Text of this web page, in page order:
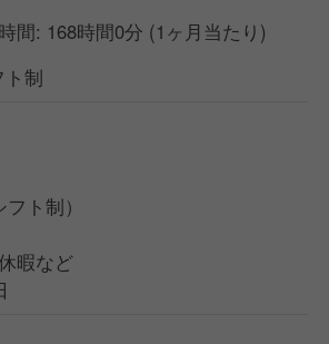
間: 168時間0分 (1ヶ月当たり)
制
ト制）
暇など